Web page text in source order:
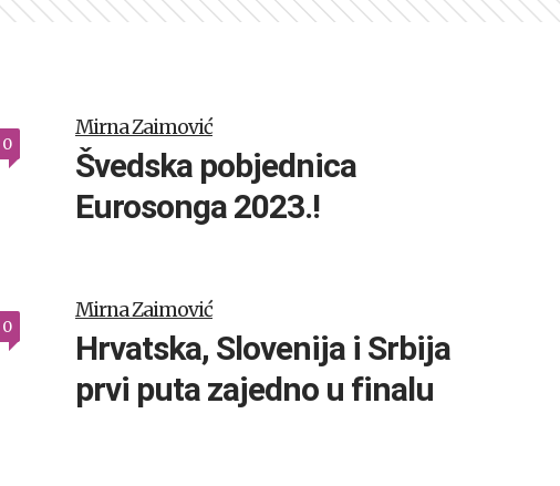
0
Mirna Zaimović
Švedska pobjednica
Eurosonga 2023.!
0
Mirna Zaimović
Hrvatska, Slovenija i Srbija
prvi puta zajedno u finalu